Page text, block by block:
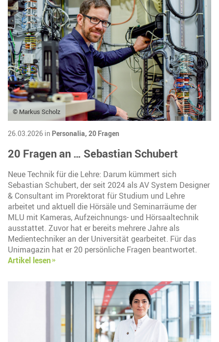
© Markus Scholz
26.03.2026 in Personalia, 20 Fragen
20 Fragen an … Sebastian Schubert
Neue Technik für die Lehre: Darum kümmert sich
Sebastian Schubert, der seit 2024 als AV System Designer
& Consultant im Prorektorat für Studium und Lehre
arbeitet und aktuell die Hörsäle und Seminarräume der
MLU mit Kameras, Aufzeichnungs- und Hörsaaltechnik
ausstattet. Zuvor hat er bereits mehrere Jahre als
Medientechniker an der Universität gearbeitet. Für das
Unimagazin hat er 20 persönliche Fragen beantwortet.
Artikel lesen